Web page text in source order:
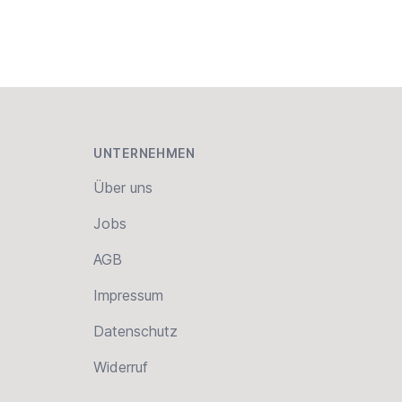
UNTERNEHMEN
Über uns
Jobs
AGB
Impressum
Datenschutz
Widerruf